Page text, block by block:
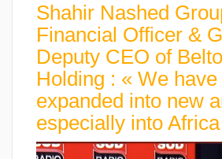
Shahir Nashed
Financial Officer &
Deputy CEO of
Holding : « We
expanded into new
especially into